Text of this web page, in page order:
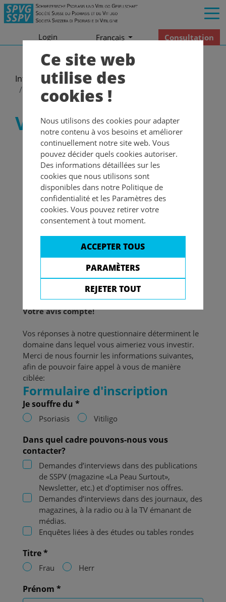
Login Francais Consultation
Informations Newsletter
Newsletter - Mai 2020
Votre avis compte!
Vous souffrez de psoriasis ou de vitiligo? Êtes-vous
prêt à partager vos expériences personnelles de la
vie quotidienne avec d'autres personnes
concernées et à les soutenir par des idées et des
conseils? Ou nous aider avec des idées afin
d’optimiser nos offres destinées aux personnes
concernées? Les médias nous demandent parfois si
une personne atteinte de psoriasis ou de vitiligo est
prête à partager ses expériences quotidiennes. Ou
bien on recherche des personnes qui sont prêtes à
se rendre disponibles pour des discussions sur le
thème du psoriasis ou du vitiligo. Dans ce cas,
l’expert(e) c’est vous! Intéressé? Nous nous
réjouissons de votre inscription.
Votre avis compte!
Vos réponses à notre questionnaire déterminent le
domaine dans lequel vous aimeriez vous investir.
Merci de nous fournir les informations suivantes,
afin de pouvoir faire appel à vous de manière
ciblée:
Formulaire d'inscription
Je souffre du *
Psoriasis Vitiligo
Dans quel cadre pouvons-nous vous
contacter?
Demandes d’interviews dans des publications
de SSPV (magazine «La Peau Surtout»,
Newsletter, etc.) et d’optimiser nos offres.
Demandes d’interviews dans des journaux, des
magazines, à la radio ou à la TV émanant de
médias.
Enquêtes liées à des études ou tables rondes
Titre *
Frau Herr
Prénom *
Ce site web
utilise des
cookies !
Nous utilisons des cookies pour adapter
notre contenu à vos besoins et améliorer
continuellement notre site web. Vous
pouvez décider quels cookies autoriser.
Des informations détaillées sur les
cookies que nous utilisons sont
disponibles dans notre Politique de
confidentialité et les Paramètres des
cookies. Vous pouvez retirer votre
consentement à tout moment.
ACCEPTER TOUS
PARAMÈTERS
REJETER TOUT